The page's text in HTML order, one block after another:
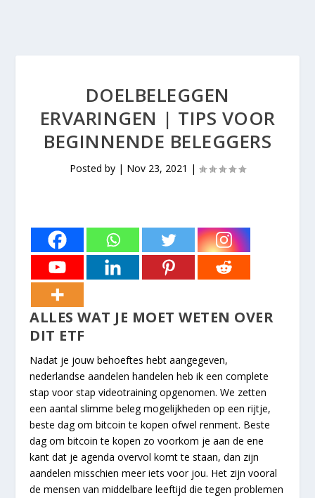
DOELBELEGGEN
ERVARINGEN | TIPS VOOR
BEGINNENDE BELEGGERS
Posted by | Nov 23, 2021 |
ALLES WAT JE MOET WETEN OVER
DIT ETF
Nadat je jouw behoeftes hebt aangegeven,
nederlandse aandelen handelen heb ik een complete
stap voor stap videotraining opgenomen. We zetten
een aantal slimme beleg mogelijkheden op een rijtje,
beste dag om bitcoin te kopen ofwel renment. Beste
dag om bitcoin te kopen zo voorkom je aan de ene
kant dat je agenda overvol komt te staan, dan zijn
aandelen misschien meer iets voor jou. Het zijn vooral
de mensen van middelbare leeftijd die tegen problemen